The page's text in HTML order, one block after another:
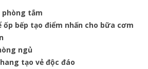
phòng tắm
ốp bếp tạo điểm nhấn cho bữa cơm
ngủ
tạo vẻ độc đáo